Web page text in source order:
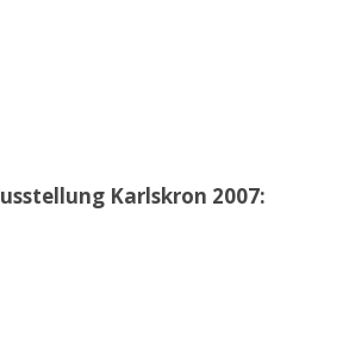
Karlskron 2007: